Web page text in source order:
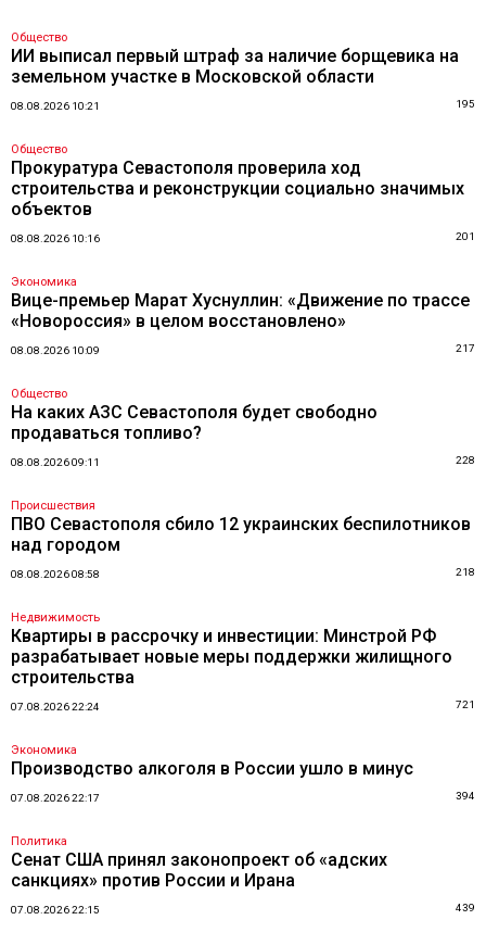
Общество
ИИ выписал первый штраф за наличие борщевика на
земельном участке в Московской области
08.08.2026 10:21 195
Общество
Прокуратура Севастополя проверила ход
строительства и реконструкции социально значимых
объектов
08.08.2026 10:16 201
Экономика
Вице-премьер Марат Хуснуллин: «Движение по трассе
«Новороссия» в целом восстановлено»
08.08.2026 10:09 217
Общество
На каких АЗС Севастополя будет свободно
продаваться топливо?
08.08.2026 09:11 228
Происшествия
ПВО Севастополя сбило 12 украинских беспилотников
над городом
08.08.2026 08:58 218
Недвижимость
Квартиры в рассрочку и инвестиции: Минстрой РФ
разрабатывает новые меры поддержки жилищного
строительства
07.08.2026 22:24 721
Экономика
Производство алкоголя в России ушло в минус
07.08.2026 22:17 394
Политика
Сенат США принял законопроект об «адских
санкциях» против России и Ирана
07.08.2026 22:15 439